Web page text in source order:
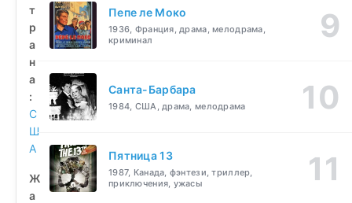
т
р
а
н
а
:
С
Ш
А
Ж
а
Пепе ле Моко
1936, Франция, драма, мелодрама,
криминал
Санта-Барбара
1984, США, драма, мелодрама
Пятница 13
1987, Канада, фэнтези, триллер,
приключения, ужасы